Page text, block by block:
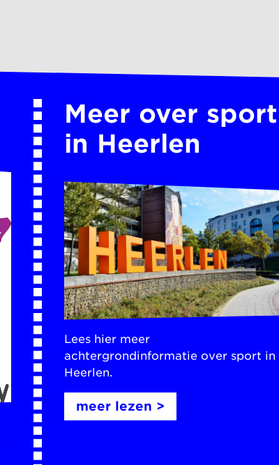
Meer over sport
in Heerlen
Lees hier meer
achtergrondinformatie over sport in
Heerlen.
meer lezen >